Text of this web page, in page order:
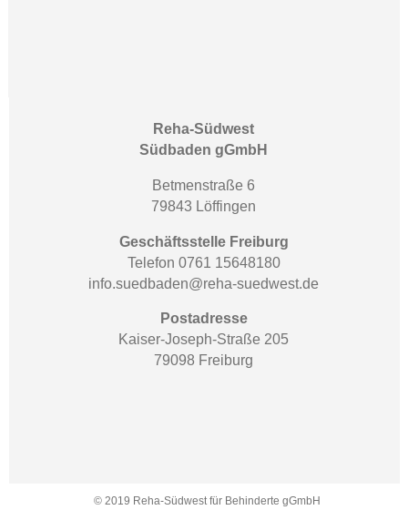
Reha-Südwest
Südbaden gGmbH
Betmenstraße 6
79843 Löffingen
Geschäftsstelle Freiburg
Telefon 0761 15648180
info.suedbaden@reha-suedwest.de
Postadresse
Kaiser-Joseph-Straße 205
79098 Freiburg
© 2019 Reha-Südwest für Behinderte gGmbH